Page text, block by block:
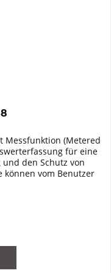
Messfunktion (Metered
für eine
den Schutz von
können vom Benutzer